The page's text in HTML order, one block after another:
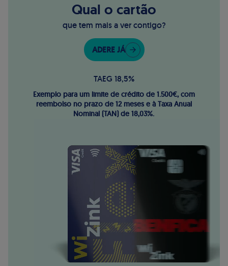
Qual o cartão
que tem mais a ver contigo?
TAEG 18,5%
Exemplo para um limite de crédito de 1.500€, com
reembolso no prazo de 12 meses e à Taxa Anual
Nominal (TAN) de 18,03%.
ADERE JÁ